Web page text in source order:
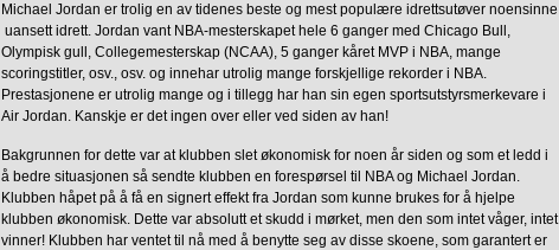
Michael Jordan er trolig en av tidenes beste og mest populære idrettsutøver noensinne
 uansett idrett. Jordan vant NBA-mesterskapet hele 6 ganger med Chicago Bull,
Olympisk gull, Collegemesterskap (NCAA), 5 ganger kåret MVP i NBA, mange
scoringstitler, osv., osv. og innehar utrolig mange forskjellige rekorder i NBA.
Prestasjonene er utrolig mange og i tillegg har han sin egen sportsutstyrsmerkevare i
Air Jordan. Kanskje er det ingen over eller ved siden av han!
Bakgrunnen for dette var at klubben slet økonomisk for noen år siden og som et ledd i
å bedre situasjonen så sendte klubben en forespørsel til NBA og Michael Jordan.
Klubben håpet på å få en signert effekt fra Jordan som kunne brukes for å hjelpe
klubben økonomisk. Dette var absolutt et skudd i mørket, men den som intet våger, intet
vinner! Klubben har ventet til nå med å benytte seg av disse skoene, som garantert er